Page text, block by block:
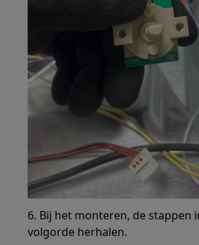
6. Bij het monteren, de stappen
volgorde herhalen.